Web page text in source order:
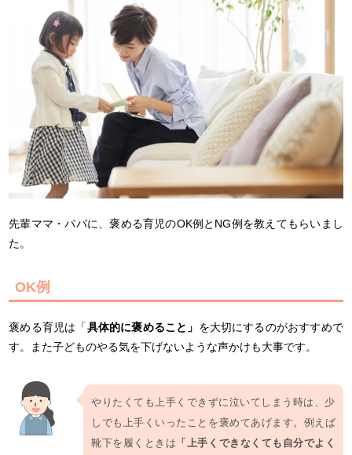
先輩ママ・パパに、褒める育児のOK例とNG例を教えてもらいまし
た。
OK例
褒める育児は「具体的に褒めること」 を大切にするのがおすすめで
す。また子どものやる気を下げないような声かけも大事です。
やりたくても上手くできずに泣いてしまう時は、少
しでも上手くいったことを褒めてあげます。例えば
靴下を履くときは 「上手くできなくても自分でよく